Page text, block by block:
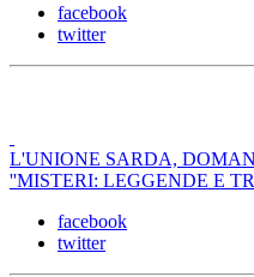
facebook
twitter
L'UNIONE SARDA,
''MISTERI: LEGGENDE E
facebook
twitter